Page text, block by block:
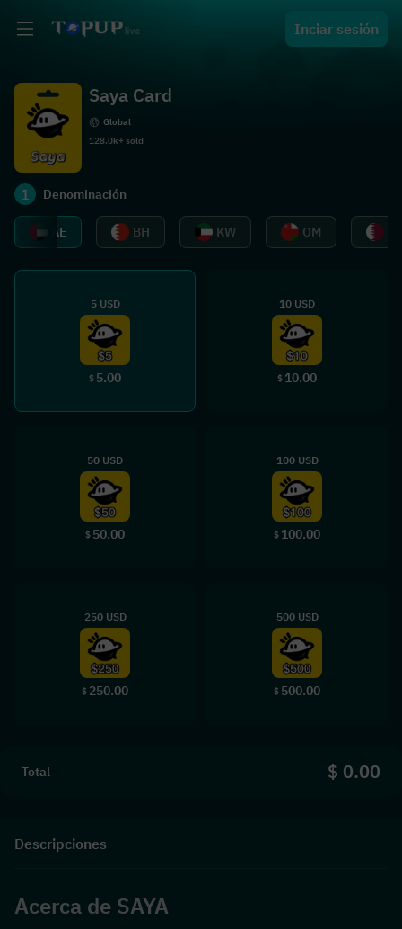
Inciar sesión
Saya Card
Global
128.0k+ sold
1 Denominación
AE BH KW OM
5 USD
$ 5.00
10 USD
$ 10.00
50 USD
$ 50.00
100 USD
$ 100.00
250 USD
$ 250.00
500 USD
$ 500.00
Total $ 0.00
Descripciones
Acerca de SAYA